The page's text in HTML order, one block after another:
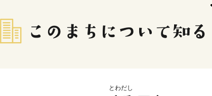
とわだし